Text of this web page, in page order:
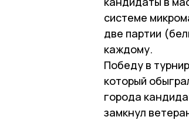
системе
две партии
каждому.
Победу в
который
города
замкнул